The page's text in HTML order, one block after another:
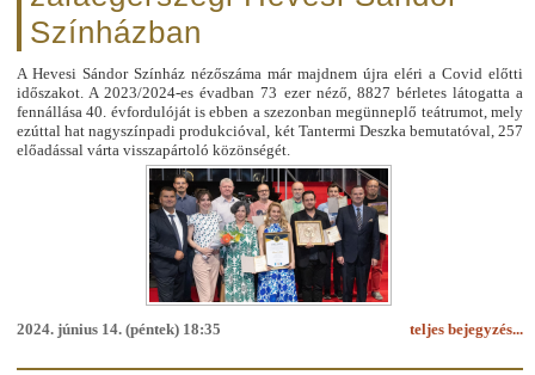
Színházban
A Hevesi Sándor Színház nézőszáma már majdnem újra eléri a Covid előtti
időszakot. A 2023/2024-es évadban 73 ezer néző, 8827 bérletes látogatta a
fennállása 40. évfordulóját is ebben a szezonban megünneplő teátrumot, mely
ezúttal hat nagyszínpadi produkcióval, két Tantermi Deszka bemutatóval, 257
előadással várta visszapártoló közönségét.
teljes bejegyzés...
2024. június 14. (péntek) 18:35